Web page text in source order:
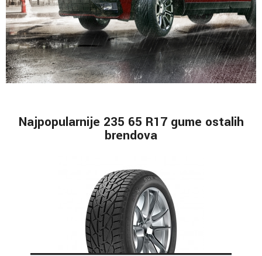
Najpopularnije 235 65 R17 gume ostalih
brendova